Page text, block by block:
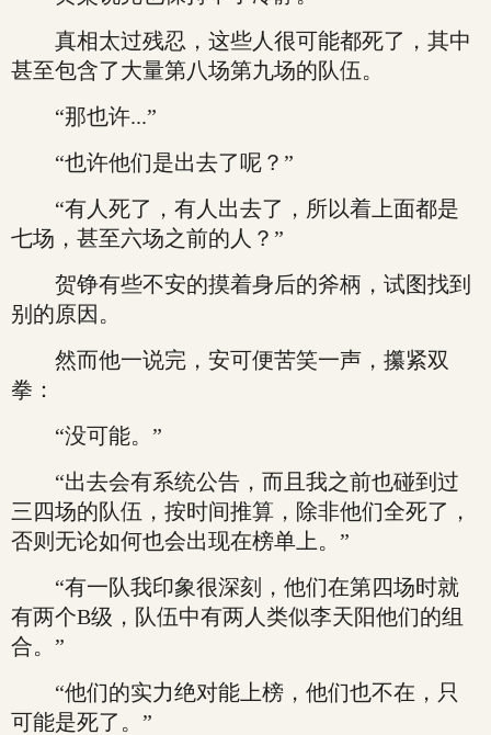
真相太过残忍，这些人很可能都死了，其中
甚至包含了大量第八场第九场的队伍。
“那也许...”
“也许他们是出去了呢？”
“有人死了，有人出去了，所以着上面都是
七场，甚至六场之前的人？”
贺铮有些不安的摸着身后的斧柄，试图找到
别的原因。
然而他一说完，安可便苦笑一声，攥紧双
拳：
“没可能。”
“出去会有系统公告，而且我之前也碰到过
三四场的队伍，按时间推算，除非他们全死了，
否则无论如何也会出现在榜单上。”
“有一队我印象很深刻，他们在第四场时就
有两个B级，队伍中有两人类似李天阳他们的组
合。”
“他们的实力绝对能上榜，他们也不在，只
可能是死了。”